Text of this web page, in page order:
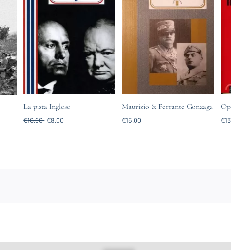
La pista Inglese
€16.00 €8.00
Maurizio & Ferrante Gonzaga
€15.00 €